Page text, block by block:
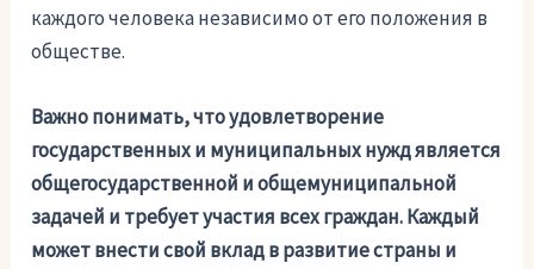
каждого человека независимо от его положения в
обществе.
Важно понимать, что удовлетворение
государственных и муниципальных нужд является
общегосударственной и общемуниципальной
задачей и требует участия всех граждан. Каждый
может внести свой вклад в развитие страны и